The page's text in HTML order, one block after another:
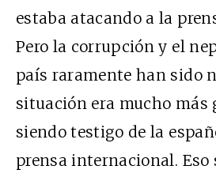
estaba atacando a la
Pero la corrupción y el
país raramente han sido
situación era mucho más
siendo testigo de la
prensa internacional. Eso